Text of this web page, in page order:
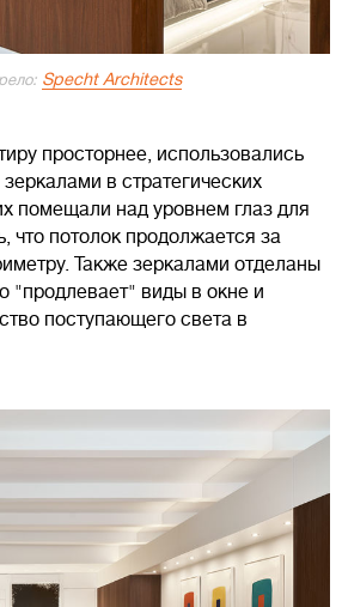
Specht Architects
просторнее, использовались
в стратегических
помещали над уровнем глаз для
что потолок продолжается за
Также зеркалами отделаны
"продлевает" виды в окне и
поступающего света в